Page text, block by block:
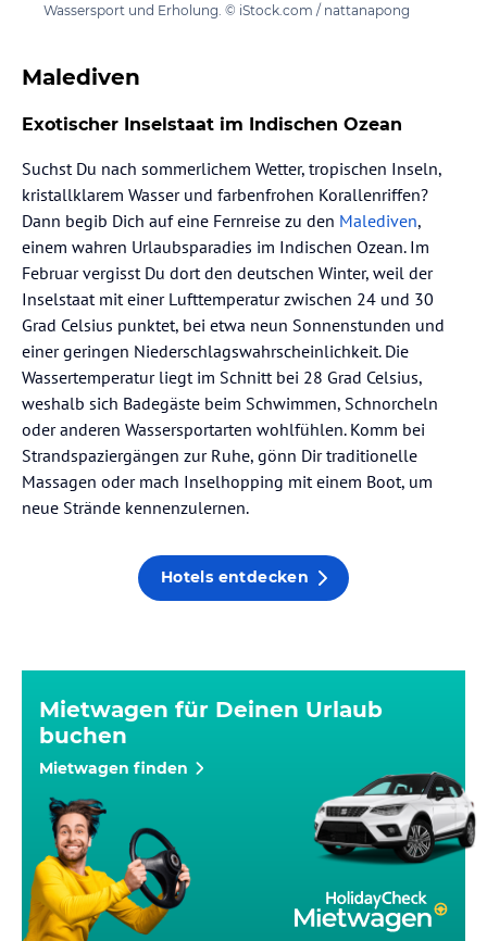
Wassersport und Erholung. © iStock.com / nattanapong
Malediven
Exotischer Inselstaat im Indischen Ozean
Suchst Du nach sommerlichem Wetter, tropischen Inseln,
kristallklarem Wasser und farbenfrohen Korallenriffen?
Dann begib Dich auf eine Fernreise zu den Malediven,
einem wahren Urlaubsparadies im Indischen Ozean. Im
Februar vergisst Du dort den deutschen Winter, weil der
Inselstaat mit einer Lufttemperatur zwischen 24 und 30
Grad Celsius punktet, bei etwa neun Sonnenstunden und
einer geringen Niederschlagswahrscheinlichkeit. Die
Wassertemperatur liegt im Schnitt bei 28 Grad Celsius,
weshalb sich Badegäste beim Schwimmen, Schnorcheln
oder anderen Wassersportarten wohlfühlen. Komm bei
Strandspaziergängen zur Ruhe, gönn Dir traditionelle
Massagen oder mach Inselhopping mit einem Boot, um
neue Strände kennenzulernen.
Hotels entdecken
Mietwagen für Deinen Urlaub
buchen
Mietwagen finden